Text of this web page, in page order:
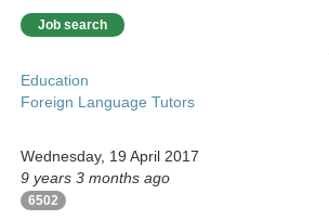
Job search
Education
Foreign Language Tutors
Wednesday, 19 April 2017
9 years 3 months ago
6502